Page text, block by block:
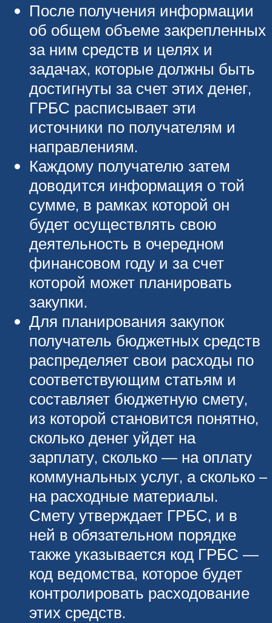
После получения информации
об общем объеме закрепленных
за ним средств и целях и
задачах, которые должны быть
достигнуты за счет этих денег,
ГРБС расписывает эти
источники по получателям и
направлениям.
Каждому получателю затем
доводится информация о той
сумме, в рамках которой он
будет осуществлять свою
деятельность в очередном
финансовом году и за счет
которой может планировать
закупки.
Для планирования закупок
получатель бюджетных средств
распределяет свои расходы по
соответствующим статьям и
составляет бюджетную смету,
из которой становится понятно,
сколько денег уйдет на
зарплату, сколько — на оплату
коммунальных услуг, а сколько –
на расходные материалы.
Смету утверждает ГРБС, и в
ней в обязательном порядке
также указывается код ГРБС —
код ведомства, которое будет
контролировать расходование
этих средств.